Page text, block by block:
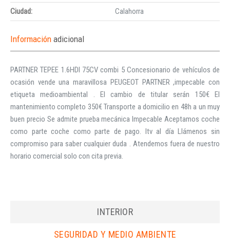
Ciudad:
Calahorra
Información adicional
PARTNER TEPEE 1.6HDI 75CV combi 5 Concesionario de vehículos de
ocasión vende una maravillosa PEUGEOT PARTNER ,impecable con
etiqueta medioambiental . El cambio de titular serán 150€ El
mantenimiento completo 350€ Transporte a domicilio en 48h a un muy
buen precio Se admite prueba mecánica Impecable Aceptamos coche
como parte coche como parte de pago. Itv al día Llámenos sin
compromiso para saber cualquier duda . Atendemos fuera de nuestro
horario comercial solo con cita previa.
INTERIOR
SEGURIDAD Y MEDIO AMBIENTE